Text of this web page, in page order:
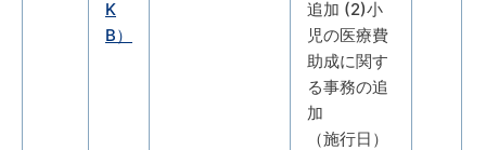
K
B）
追加 (2)小
児の医療費
助成に関す
る事務の追
加
（施行日）